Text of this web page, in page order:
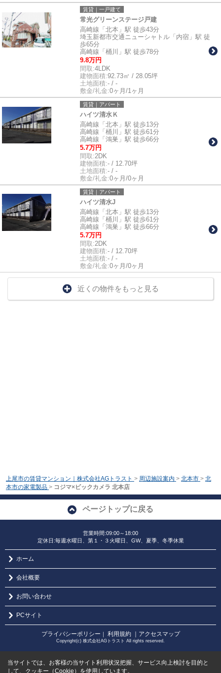
賃貸｜一戸建て
常光グリーンステージ戸建
高崎線「北本」駅 徒歩43分
埼玉新都市交通ニューシャトル「内宿」駅 徒
歩65分
高崎線「桶川」駅 徒歩78分
9.8万円
間取:4LDK
建物面積:92.73㎡ / 28.05坪
土地面積:- / -
敷金/礼金:0ヶ月/1ヶ月
賃貸｜アパート
ハイツ清水Ｋ
高崎線「北本」駅 徒歩13分
高崎線「桶川」駅 徒歩61分
高崎線「鴻巣」駅 徒歩66分
5.7万円
間取:2DK
建物面積:- / 12.70坪
土地面積:- / -
敷金/礼金:0ヶ月/0ヶ月
賃貸｜アパート
ハイツ清水J
高崎線「北本」駅 徒歩13分
高崎線「桶川」駅 徒歩61分
高崎線「鴻巣」駅 徒歩66分
5.7万円
間取:2DK
建物面積:- / 12.70坪
土地面積:- / -
敷金/礼金:0ヶ月/0ヶ月
近くの物件をもっと見る
上尾市の賃貸マンション｜株式会社AGトラスト > 周辺施設案内 > 北本市 > 北
本市の家電製品 > コジマ×ビックカメラ 北本店
ページトップに戻る
営業時間:09:00～18:00
定休日:毎週水曜日、第１・３火曜日、GW、夏季、冬季休業
ホーム
会社概要
お問い合わせ
PCサイト
プライバシーポリシー ｜ 利用規約 ｜アクセスマップ
Copyright(c) 株式会社AGトラスト All rights reserved.
当サイトでは、お客様の当サイト利用状況把握、サービス向上検討を目的と
して、クッキー（Cookie）を使用しています。